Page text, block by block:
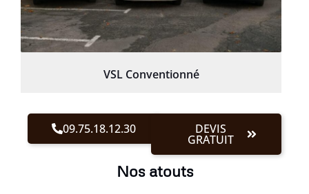
VSL Conventionné
09.75.18.12.30 DEVIS
GRATUIT
Nos atouts